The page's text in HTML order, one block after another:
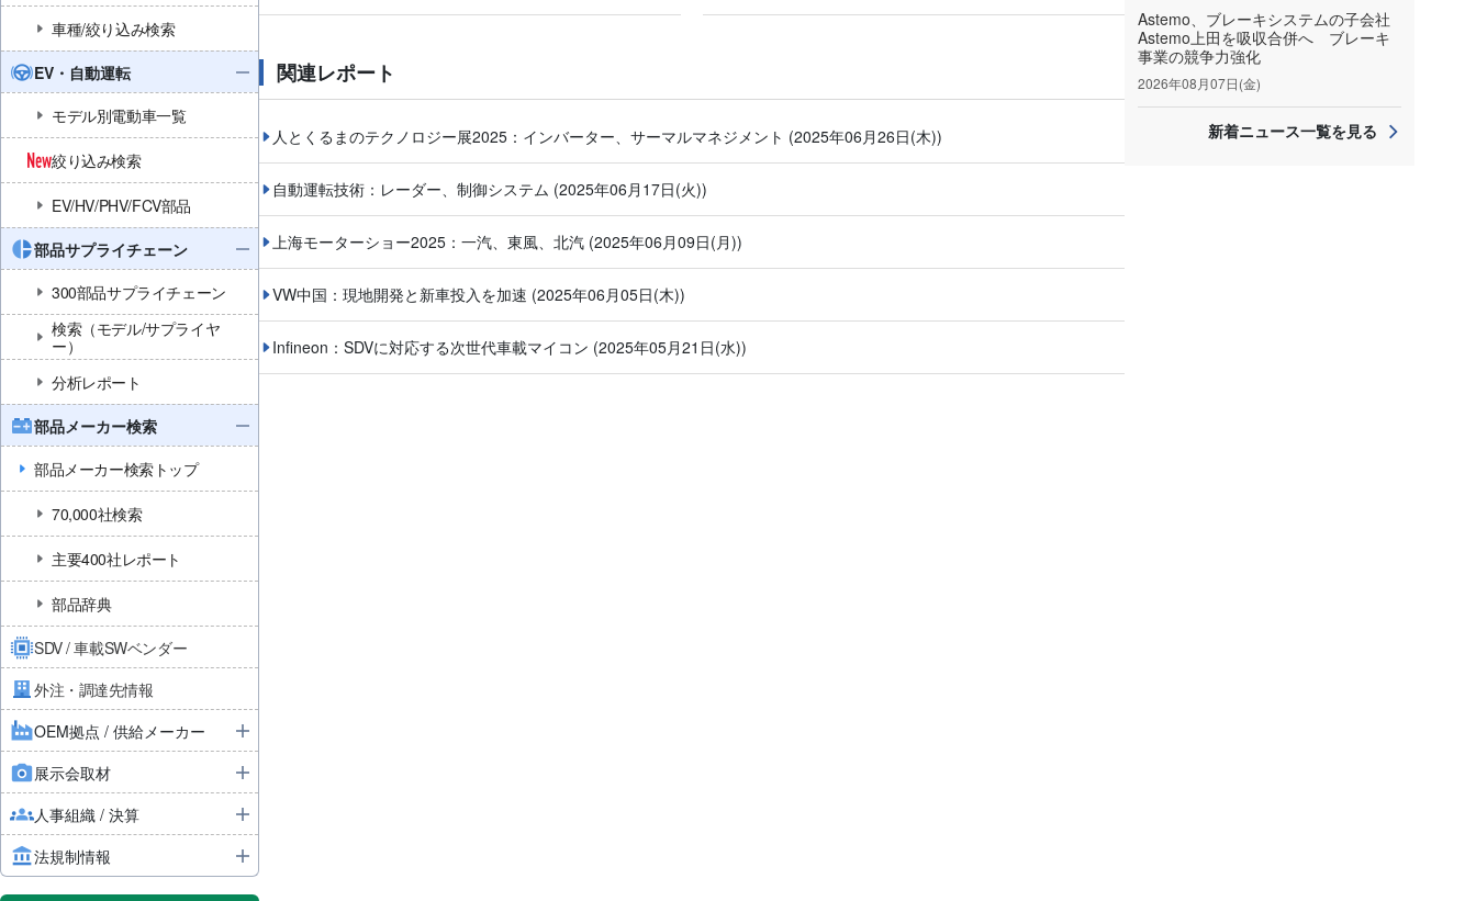
車種/絞り込み検索
EV・自動運転
モデル別電動車一覧
絞り込み検索
EV/HV/PHV/FCV部品
部品サプライチェーン
300部品サプライチェーン
検索（モデル/サプライヤ
ー）
分析レポート
部品メーカー検索
部品メーカー検索トップ
70,000社検索
主要400社レポート
部品辞典
SDV / 車載SWベンダー
外注・調達先情報
OEM拠点 / 供給メーカー
展示会取材
人事組織 / 決算
法規制情報
関連レポート
人とくるまのテクノロジー展2025：インバーター、サーマルマネジメント (2025年06月26日(木))
自動運転技術：レーダー、制御システム (2025年06月17日(火))
上海モーターショー2025：一汽、東風、北汽 (2025年06月09日(月))
VW中国：現地開発と新車投入を加速 (2025年06月05日(木))
Infineon：SDVに対応する次世代車載マイコン (2025年05月21日(水))
Astemo、ブレーキシステムの子会社
Astemo上田を吸収合併へ ブレーキ
事業の競争力強化
2026年08月07日(金)
新着ニュース一覧を見る